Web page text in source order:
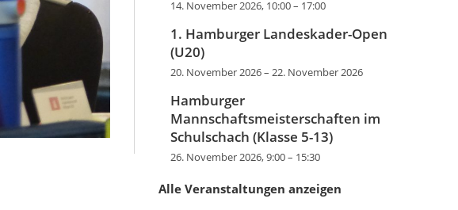
14. November 2026, 10:00– 17:00
1. Hamburger Landeskader-Open
(U20)
20. November 2026– 22. November 2026
Hamburger
Mannschaftsmeisterschaften im
Schulschach (Klasse 5-13)
26. November 2026, 9:00– 15:30
Alle Veranstaltungen anzeigen